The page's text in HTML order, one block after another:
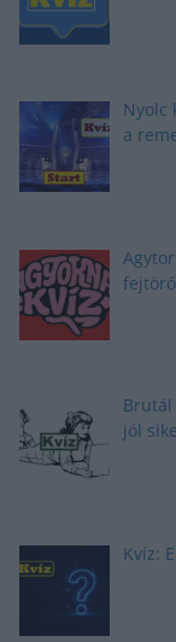
Nyolc
a
fejtörő
Brutál
jól
Kvíz: